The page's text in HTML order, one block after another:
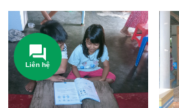
em, cô Huỳnh Thị Minh Giàu,
sinh năm 1970, phải ở nhà chăm
sóc chồng và hai con bị khuyết
tật, do đó không thể đi làm kiếm
thu nhập.